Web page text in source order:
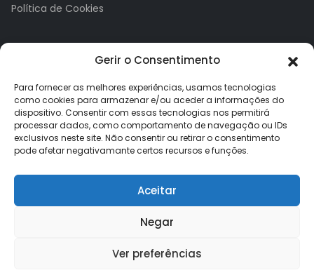
Gerir o Consentimento
Para fornecer as melhores experiências, usamos tecnologias
como cookies para armazenar e/ou aceder a informações do
dispositivo. Consentir com essas tecnologias nos permitirá
processar dados, como comportamento de navegação ou IDs
exclusivos neste site. Não consentir ou retirar o consentimento
pode afetar negativamante certos recursos e funções.
Aceitar
Negar
Ver preferências
Política de Cookies
A minha conta
A Minha Conta
Histórico de Pedidos
Lista de Desejos
Newsletter
Loja dos Brindes © 2026. Todos os direitos reservados.